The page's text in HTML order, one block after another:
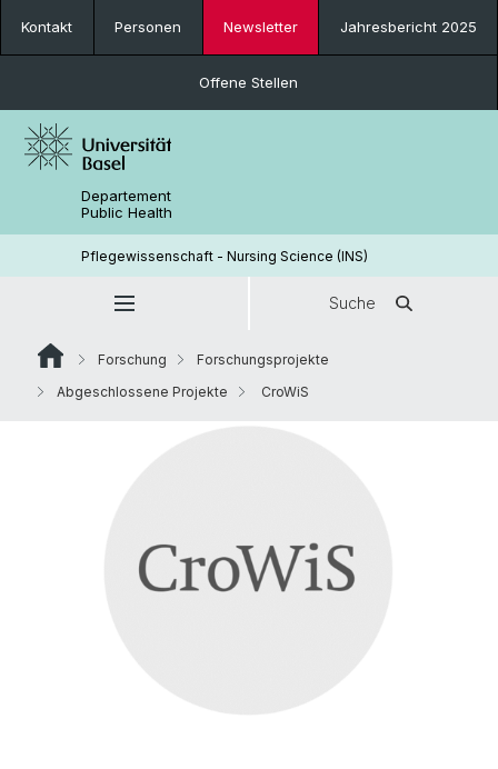
Kontakt Personen Newsletter Jahresbericht 2025
Offene Stellen
Departement
Public Health
Pflegewissenschaft - Nursing Science (INS)
Suche
Forschung
Forschungsprojekte
Abgeschlossene Projekte
CroWiS